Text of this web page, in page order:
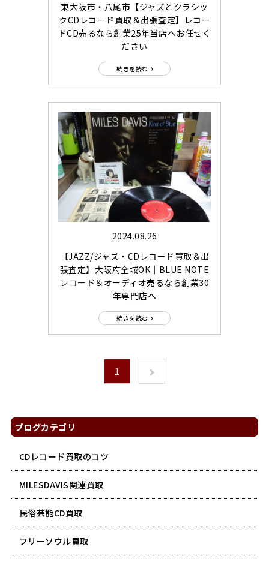
東大阪市・八尾市【ジャズとクラシッ
クCDレコード買取＆出張査定】レコー
ドCD売るなら創業25年当店へお任せく
ださい
続きを読む
2024.08.26
【JAZZ/ジャズ・CDレコード買取＆出
張査定】大阪府全域OK｜BLUE NOTE
レコード＆オーディオ売るなら創業30
年専門店へ
続きを読む
1
ブログカテゴリ
CDレコード買取のコツ
MILESDAVIS関連買取
民俗芸能CD買取
フリーソウル買取